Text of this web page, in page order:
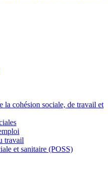
la cohésion sociale, de travail et
travail
et sanitaire (POSS)